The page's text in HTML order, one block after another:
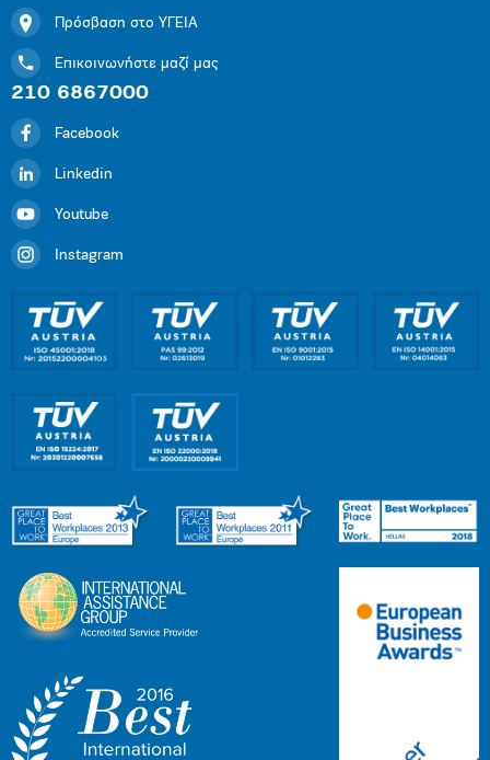
Πρόσβαση στο ΥΓΕΙΑ
Επικοινωνήστε μαζί μας
210 6867000
Facebook
Linkedin
Youtube
Instagram